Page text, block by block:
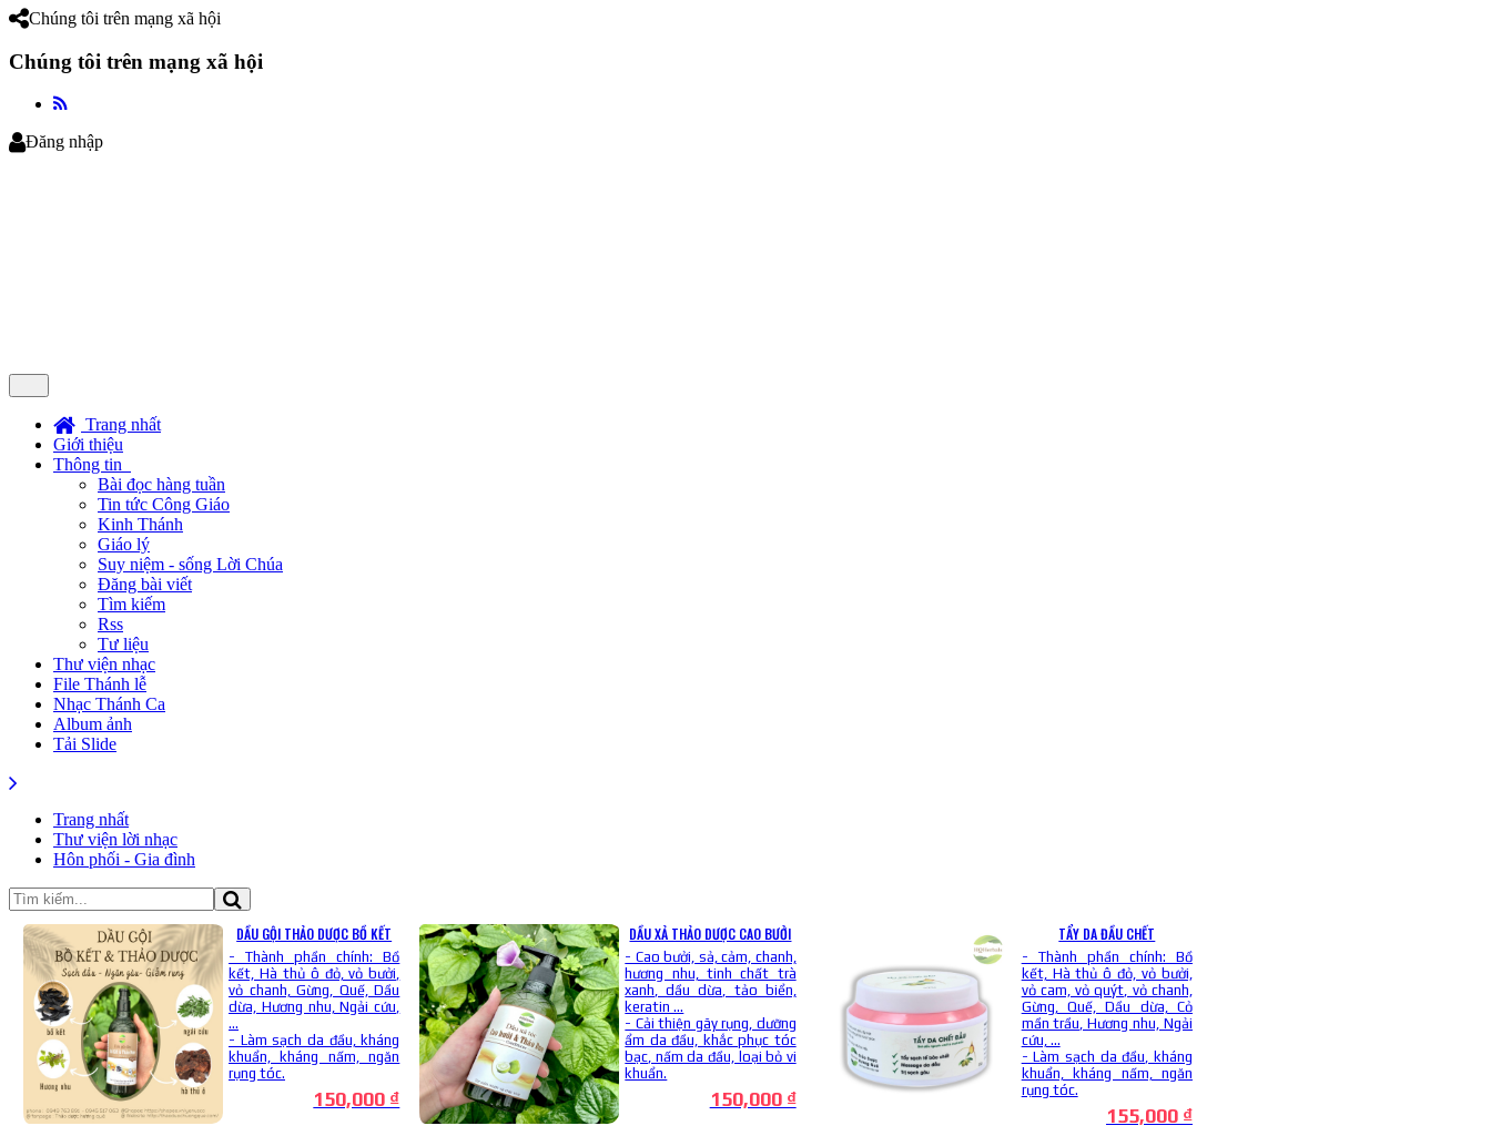
Chúng tôi trên mạng xã hội
Chúng tôi trên mạng xã hội
Đăng nhập
Trang nhất
Giới thiệu
Thông tin
Bài đọc hàng tuần
Tin tức Công Giáo
Kinh Thánh
Giáo lý
Suy niệm - sống Lời Chúa
Đăng bài viết
Tìm kiếm
Rss
Tư liệu
Thư viện nhạc
File Thánh lễ
Nhạc Thánh Ca
Album ảnh
Tải Slide
Trang nhất
Thư viện lời nhạc
Hôn phối - Gia đình